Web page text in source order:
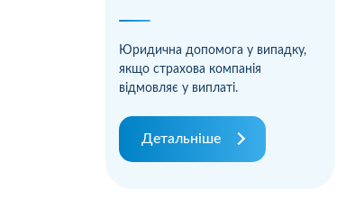
Юридична допомога у випадку,
якщо страхова компанія
відмовляє у виплаті.
Детальніше